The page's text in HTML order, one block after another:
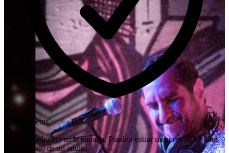
Requirements
Presenta tu boleto en la entrada. Pueden entrar menores de 18 años
acompañado de un adulto.